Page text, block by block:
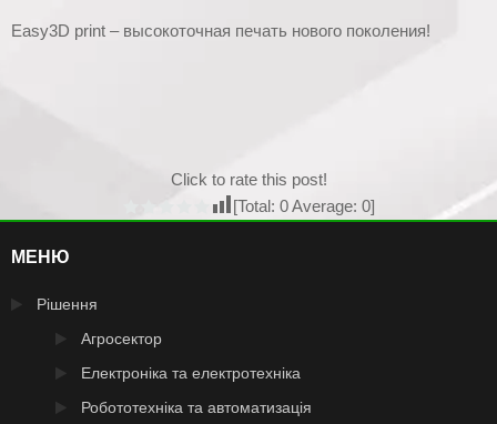
Easy3D print – высокоточная печать нового поколения!
Click to rate this post!
[Total: 0Average: 0]
МЕНЮ
Рішення
Агросектор
Електроніка та електротехніка
Робототехніка та автоматизація